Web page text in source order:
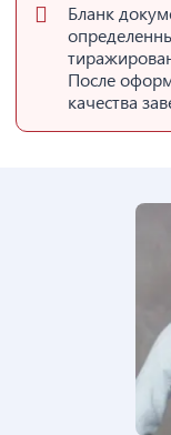
Бланк
После
качества